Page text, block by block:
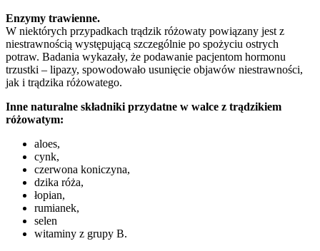
Enzymy trawienne.
W niektórych przypadkach trądzik różowaty powiązany jest z
niestrawnością występującą szczególnie po spożyciu ostrych
potraw. Badania wykazały, że podawanie pacjentom hormonu
trzustki – lipazy, spowodowało usunięcie objawów niestrawności,
jak i trądzika różowatego.
Inne naturalne składniki przydatne w walce z trądzikiem
różowatym:
aloes,
cynk,
czerwona koniczyna,
dzika róża,
łopian,
rumianek,
selen
witaminy z grupy B.